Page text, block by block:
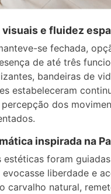
visuais e fluidez
se fechada,
de até três
bandeiras de
estabeleceram
dos
inspirada na
estéticas foram
evocasse liberdade e
carvalho natural,